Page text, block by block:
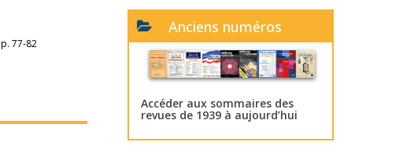
p. 77-82
Anciens numéros
Accéder aux sommaires des
revues de 1939 à aujourd’hui